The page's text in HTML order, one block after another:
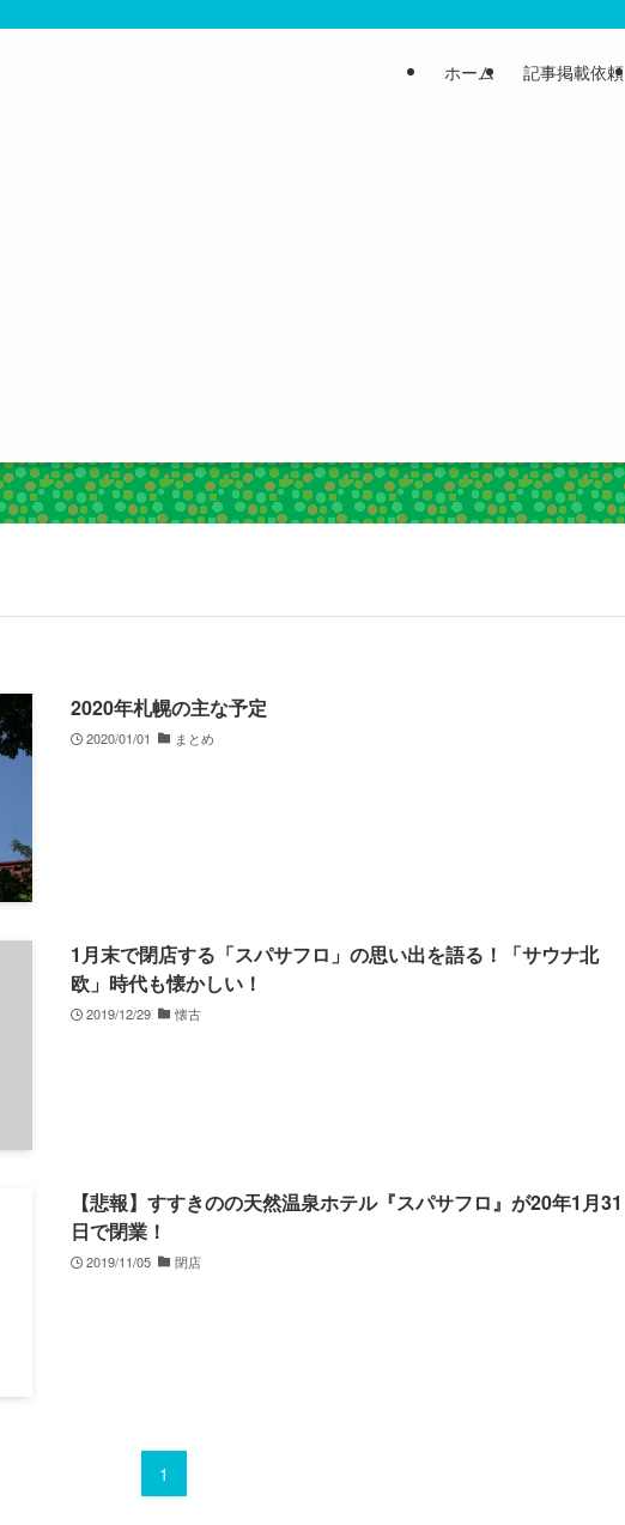
ホーム 記事掲載依頼
2020年札幌の主な予定
2020/01/01 まとめ
1月末で閉店する「スパサフロ」の思い出を語る！「サウナ北
欧」時代も懐かしい！
2019/12/29 懐古
【悲報】すすきのの天然温泉ホテル『スパサフロ』が20年1月31
日で閉業！
2019/11/05 閉店
1